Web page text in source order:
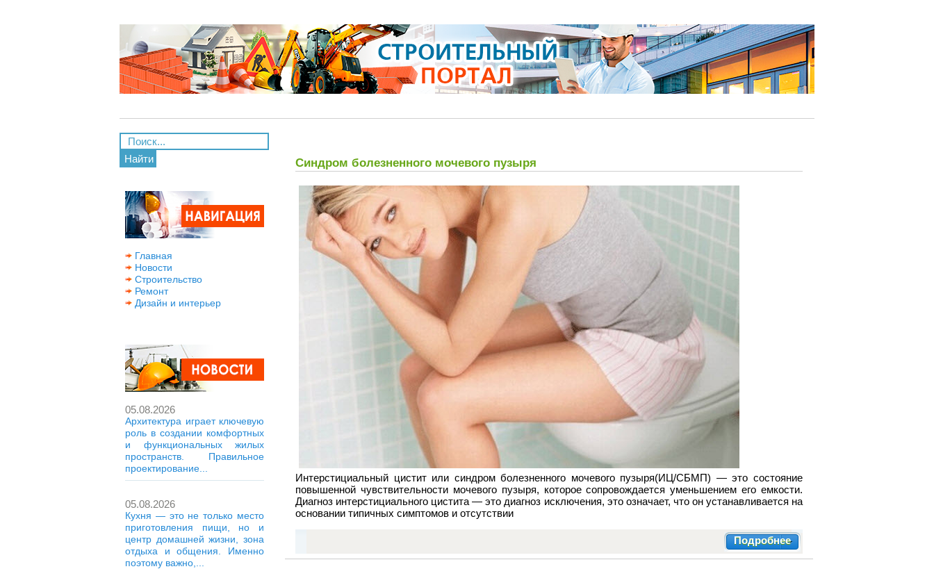
Найти
Главная
Новости
Строительство
Ремонт
Дизайн и интерьер
05.08.2026
Архитектура играет ключевую
роль в создании комфортных
и функциональных жилых
пространств. Правильное
проектирование...
05.08.2026
Кухня — это не только место
приготовления пищи, но и
центр домашней жизни, зона
отдыха и общения. Именно
поэтому важно,...
Синдром болезненного мочевого пузыря
Интерстициальный цистит или синдром болезненного мочевого пузыря(ИЦ/СБМП) — это состояние
повышенной чувствительности мочевого пузыря, которое сопровождается уменьшением его емкости.
Диагноз интерстициального цистита — это диагноз исключения, это означает, что он устанавливается на
основании типичных симптомов и отсутствии
Подробнее